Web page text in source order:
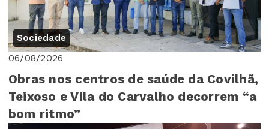
Sociedade
06/08/2026
Obras nos centros de saúde da Covilhã,
Teixoso e Vila do Carvalho decorrem “a
bom ritmo”